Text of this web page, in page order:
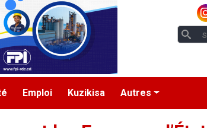
Emploi Kuzikisa Autres